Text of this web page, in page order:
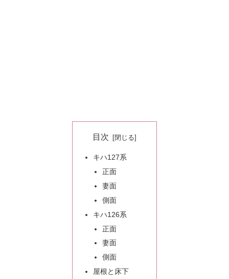
目次
キハ127系
正面
妻面
側面
キハ126系
正面
妻面
側面
屋根と床下